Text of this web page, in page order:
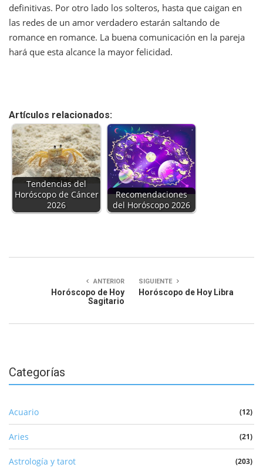
definitivas. Por otro lado los solteros, hasta que caigan en
las redes de un amor verdadero estarán saltando de
romance en romance. La buena comunicación en la pareja
hará que esta alcance la mayor felicidad.
Artículos relacionados:
Tendencias del
Horóscopo de Cáncer
2026
Recomendaciones
del Horóscopo 2026
ANTERIOR
Horóscopo de Hoy
Sagitario
SIGUIENTE
Horóscopo de Hoy Libra
Categorías
Acuario (12)
Aries (21)
Astrología y tarot (203)